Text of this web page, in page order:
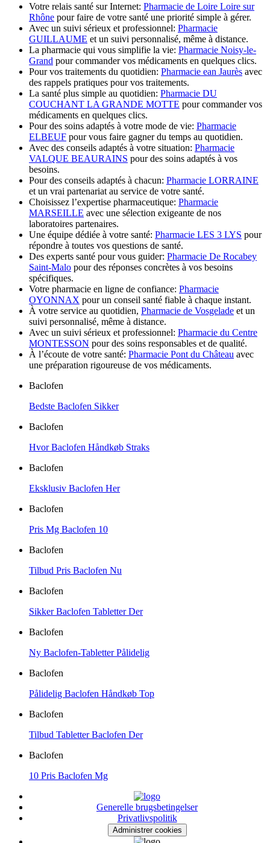
Votre relais santé sur Internet: Pharmacie de Loire Loire sur
Rhône pour faire de votre santé une priorité simple à gérer.
Avec un suivi sérieux et professionnel: Pharmacie
GUILLAUME et un suivi personnalisé, même à distance.
La pharmacie qui vous simplifie la vie: Pharmacie Noisy-le-
Grand pour commander vos médicaments en quelques clics.
Pour vos traitements du quotidien: Pharmacie ean Jaurès avec
des rappels pratiques pour vos traitements.
La santé plus simple au quotidien: Pharmacie DU
COUCHANT LA GRANDE MOTTE pour commander vos
médicaments en quelques clics.
Pour des soins adaptés à votre mode de vie: Pharmacie
ELBEUF pour vous faire gagner du temps au quotidien.
Avec des conseils adaptés à votre situation: Pharmacie
VALQUE BEAURAINS pour des soins adaptés à vos
besoins.
Pour des conseils adaptés à chacun: Pharmacie LORRAINE
et un vrai partenariat au service de votre santé.
Choisissez l’expertise pharmaceutique: Pharmacie
MARSEILLE avec une sélection exigeante de nos
laboratoires partenaires.
Une équipe dédiée à votre santé: Pharmacie LES 3 LYS pour
répondre à toutes vos questions de santé.
Des experts santé pour vous guider: Pharmacie De Rocabey
Saint-Malo pour des réponses concrètes à vos besoins
spécifiques.
Votre pharmacie en ligne de confiance: Pharmacie
OYONNAX pour un conseil santé fiable à chaque instant.
À votre service au quotidien, Pharmacie de Vosgelade et un
suivi personnalisé, même à distance.
Avec un suivi sérieux et professionnel: Pharmacie du Centre
MONTESSON pour des soins responsables et de qualité.
À l’écoute de votre santé: Pharmacie Pont du Château avec
une préparation rigoureuse de vos médicaments.
Baclofen
Bedste Baclofen Sikker
Baclofen
Hvor Baclofen Håndkøb Straks
Baclofen
Eksklusiv Baclofen Her
Baclofen
Pris Mg Baclofen 10
Baclofen
Tilbud Pris Baclofen Nu
Baclofen
Sikker Baclofen Tabletter Der
Baclofen
Ny Baclofen-Tabletter Pålidelig
Baclofen
Pålidelig Baclofen Håndkøb Top
Baclofen
Tilbud Tabletter Baclofen Der
Baclofen
10 Pris Baclofen Mg
Generelle brugsbetingelser
Privatlivspolitik
Administrer cookies